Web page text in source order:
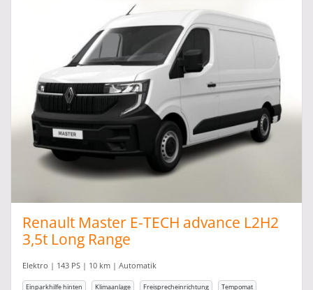
Renault Master E-TECH advance L2H2
3,5t Long Range
Elektro | 143 PS | 10 km | Automatik
Einparkhilfe hinten Klimaanlage Freisprecheinrichtung
Tempomat